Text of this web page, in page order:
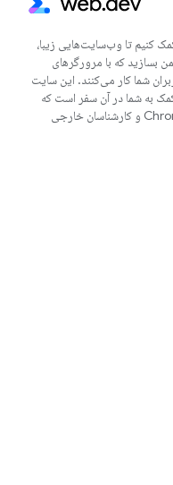
کنیم تا وب‌سایت‌هایی زیبا،
بسازید که با مرورگرهای
شما کار می‌کنند. این سایت
به شما در آن سفر است که
توسط اعضای تیم Chrome و کارشناسان خارجی